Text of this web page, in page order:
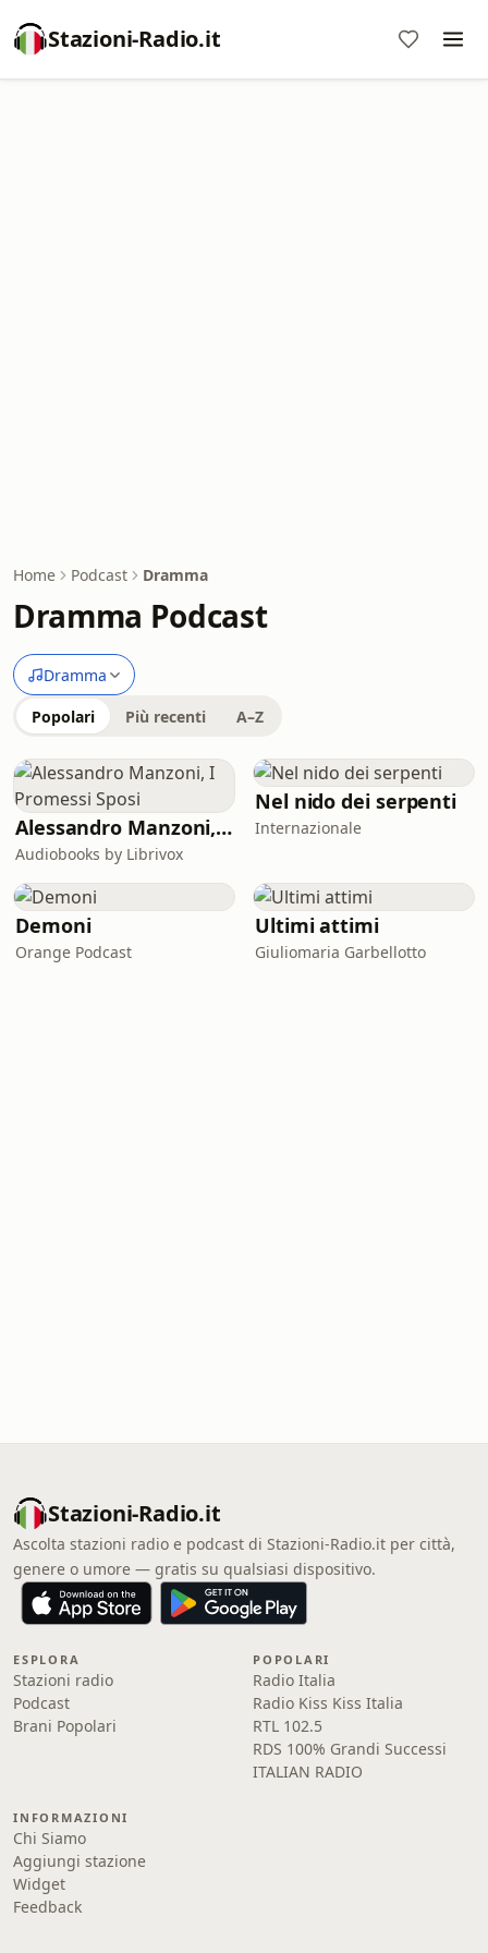
Stazioni-Radio.it
Home Podcast Dramma
Dramma Podcast
Dramma
Popolari Più recenti A–Z
Alessandro Manzoni, I Promessi Sposi
Audiobooks by Librivox
Nel nido dei serpenti
Internazionale
Demoni
Orange Podcast
Ultimi attimi
Giuliomaria Garbellotto
Stazioni-Radio.it
Ascolta stazioni radio e podcast di Stazioni-Radio.it per città,
genere o umore — gratis su qualsiasi dispositivo.
ESPLORA
Stazioni radio
Podcast
Brani Popolari
POPOLARI
Radio Italia
Radio Kiss Kiss Italia
RTL 102.5
RDS 100% Grandi Successi
ITALIAN RADIO
INFORMAZIONI
Chi Siamo
Aggiungi stazione
Widget
Feedback